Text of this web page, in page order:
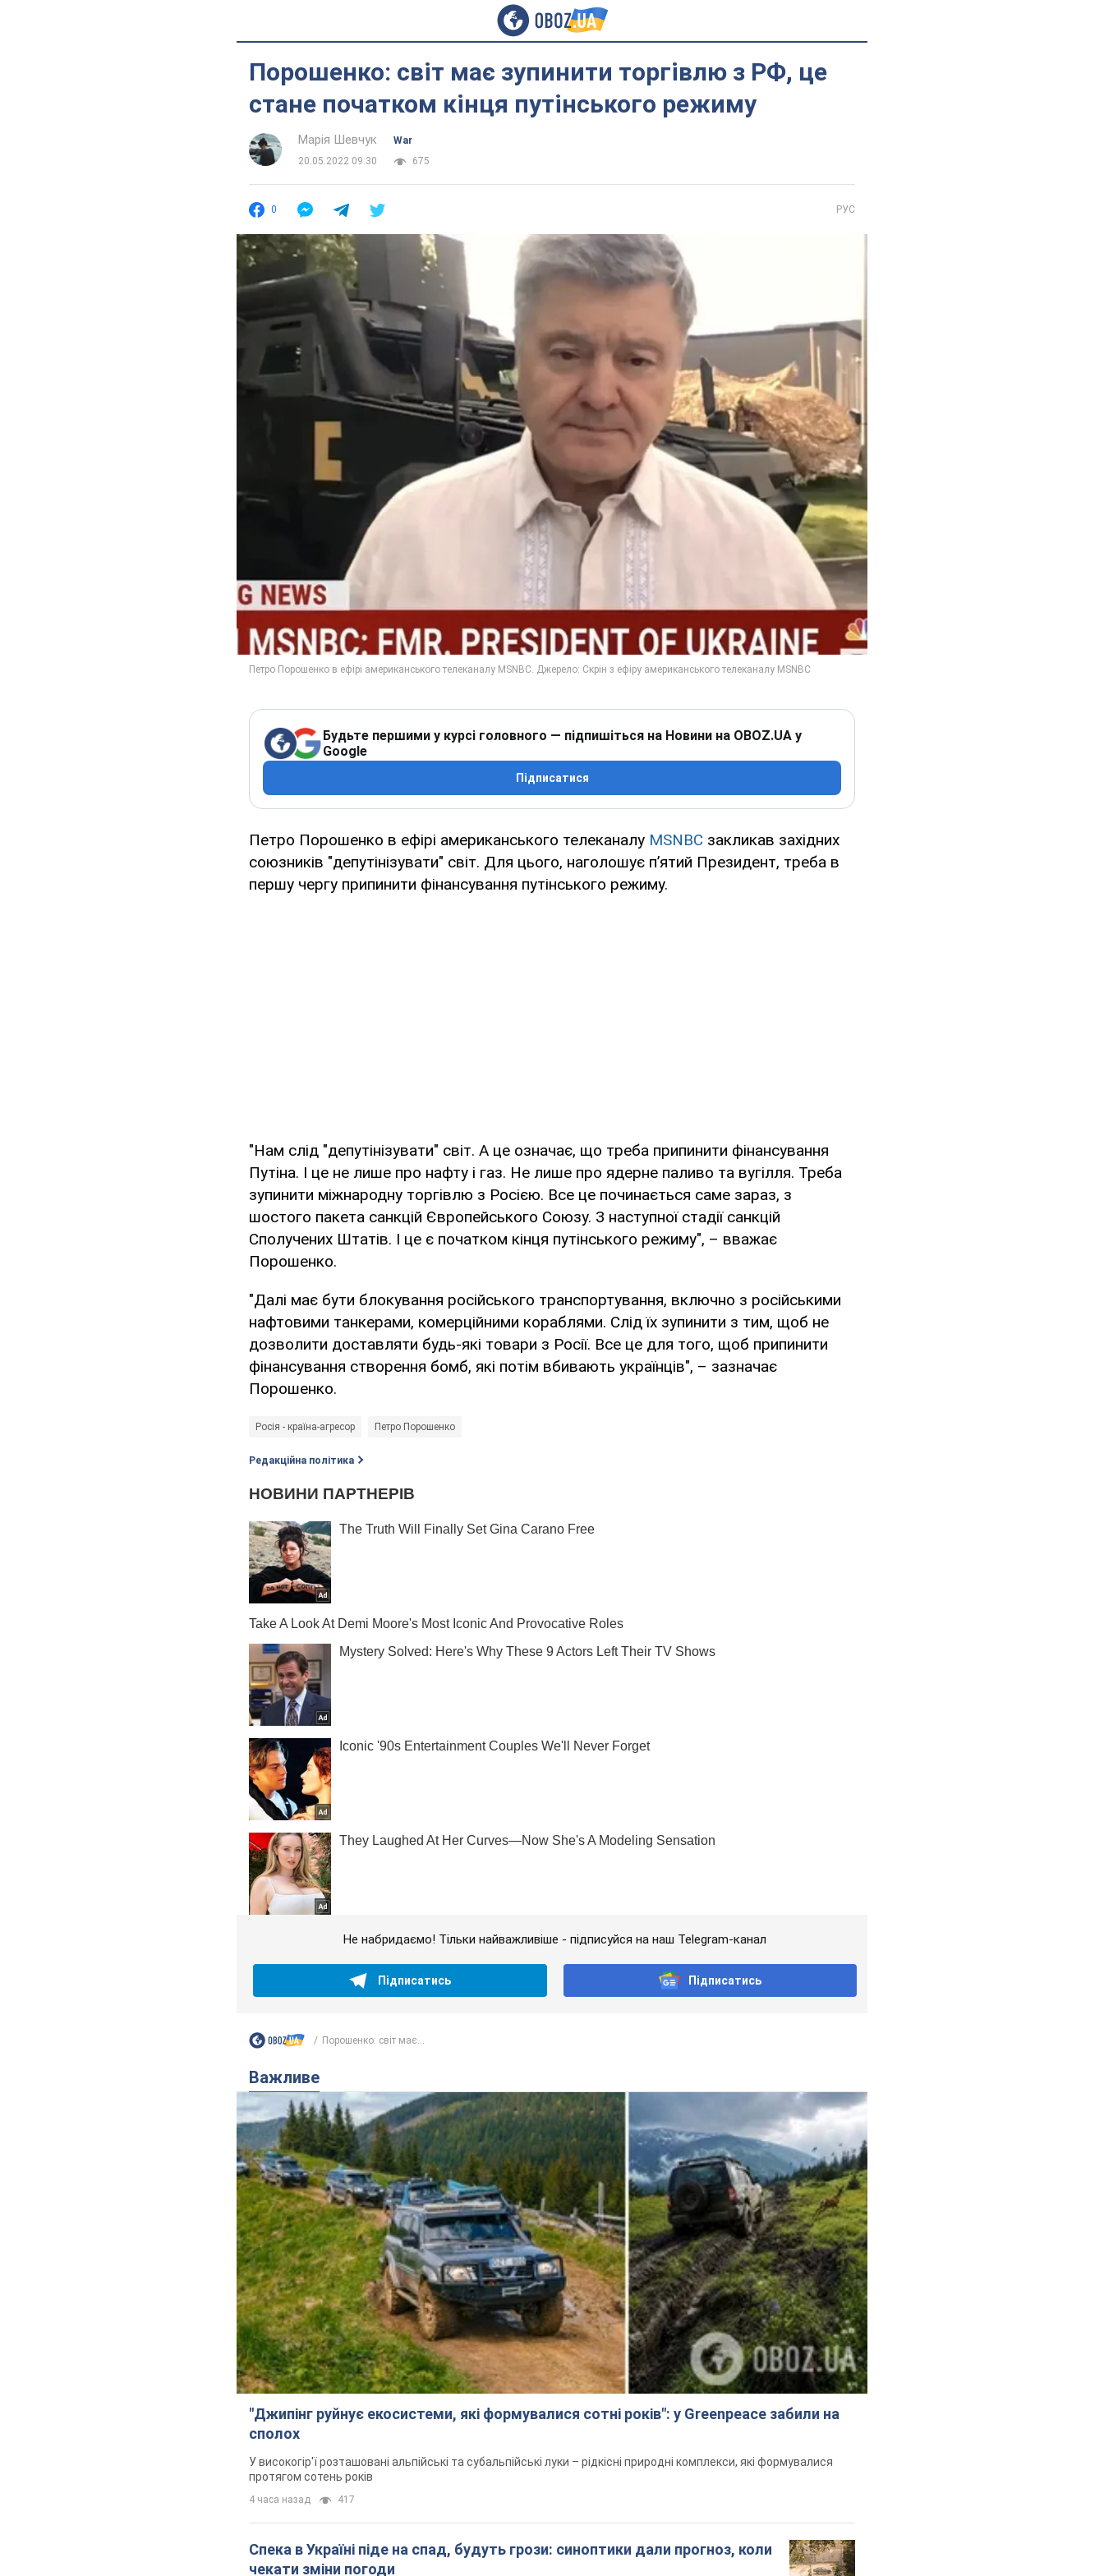
Порошенко: світ має зупинити торгівлю з РФ, це
стане початком кінця путінського режиму
Марія Шевчук
War
20.05.2022 09:30
675
0 РУС
Будьте першими у курсі головного — підпишіться на Новини на OBOZ.UA у
Google
Підписатися
Петро Порошенко в ефірі американського телеканалу MSNBC закликав західних
союзників "депутінізувати" світ. Для цього, наголошує п’ятий Президент, треба в
першу чергу припинити фінансування путінського режиму.
"Нам слід "депутінізувати" світ. А це означає, що треба припинити фінансування
Путіна. І це не лише про нафту і газ. Не лише про ядерне паливо та вугілля. Треба
зупинити міжнародну торгівлю з Росією. Все це починається саме зараз, з
шостого пакета санкцій Європейського Союзу. З наступної стадії санкцій
Сполучених Штатів. І це є початком кінця путінського режиму", – вважає
Порошенко.
"Далі має бути блокування російського транспортування, включно з російськими
нафтовими танкерами, комерційними кораблями. Слід їх зупинити з тим, щоб не
дозволити доставляти будь-які товари з Росії. Все це для того, щоб припинити
фінансування створення бомб, які потім вбивають українців", – зазначає
Порошенко.
Росія - країна-агресор Петро Порошенко
Редакційна політика
Не набридаємо! Тільки найважливіше - підписуйся на наш Telegram-канал
Підписатись Підписатись
Порошенко: світ має...
Важливе
"Джипінг руйнує екосистеми, які формувалися сотні років": у Greenpeace забили на
сполох
У високогір'ї розташовані альпійські та субальпійські луки – рідкісні природні комплекси, які формувалися
протягом сотень років
4 часа назад 417
Спека в Україні піде на спад, будуть грози: синоптики дали прогноз, коли
чекати зміни погоди